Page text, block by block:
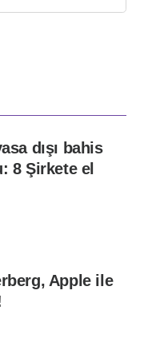
dışı bahis
8 Şirkete el
Apple ile